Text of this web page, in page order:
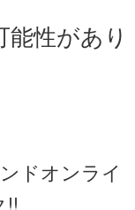
性があり
ドオンライ
!!